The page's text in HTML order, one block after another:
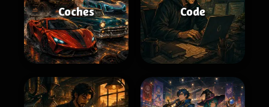
Coches Code